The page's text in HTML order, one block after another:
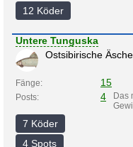
12 Köder
Untere Tunguska
Ostsibirische Äsche
Fänge: 15
Posts: 4
Das
7 Köder
4 Spots